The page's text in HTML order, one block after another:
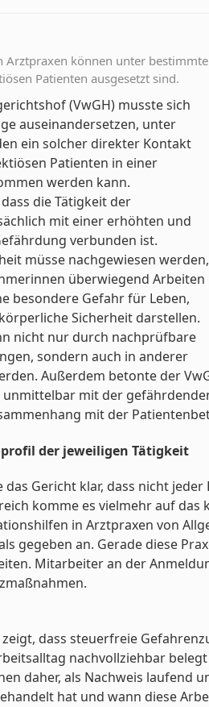
können unter
Patienten ausgesetzt sind.
(VwGH) musste sich
auseinandersetzen, unter
ein solcher direkter Kontakt
Patienten in einer
werden kann.
die Tätigkeit der
mit einer erhöhten und
verbunden ist.
müsse nachgewiesen werden,
überwiegend Arbeiten
besondere Gefahr für Leben,
Sicherheit darstellen.
nicht nur durch nachprüfbare
sondern auch in anderer
Außerdem betonte der
unmittelbar mit der
mit der
der jeweiligen Tätigkeit
das Gericht klar, dass nicht
komme es vielmehr auf
in Arztpraxen von
gegeben an. Gerade diese
Mitarbeiter an der
dass steuerfreie
nachvollziehbar
daher, als Nachweis laufend
hat und wann diese